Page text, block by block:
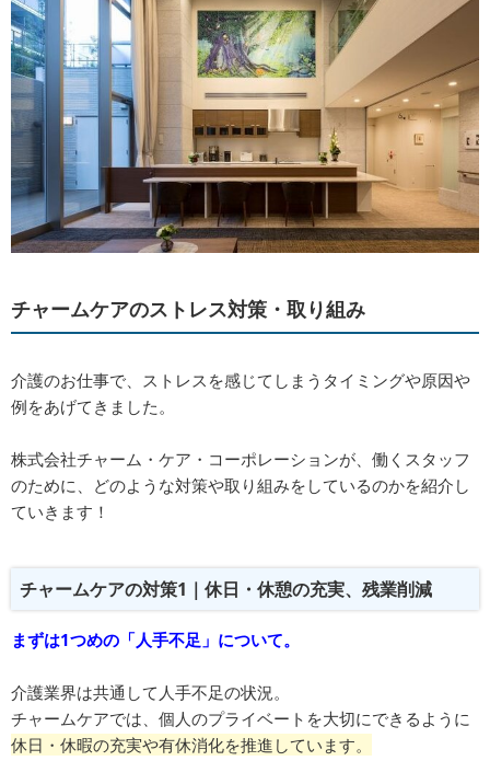
チャームケアのストレス対策・取り組み
介護のお仕事で、ストレスを感じてしまうタイミングや原因や
例をあげてきました。
株式会社チャーム・ケア・コーポレーションが、働くスタッフ
のために、どのような対策や取り組みをしているのかを紹介し
ていきます！
チャームケアの対策1｜休日・休憩の充実、残業削減
まずは1つめの「人手不足」について。
介護業界は共通して人手不足の状況。
チャームケアでは、個人のプライベートを大切にできるように
休日・休暇の充実や有休消化を推進しています。